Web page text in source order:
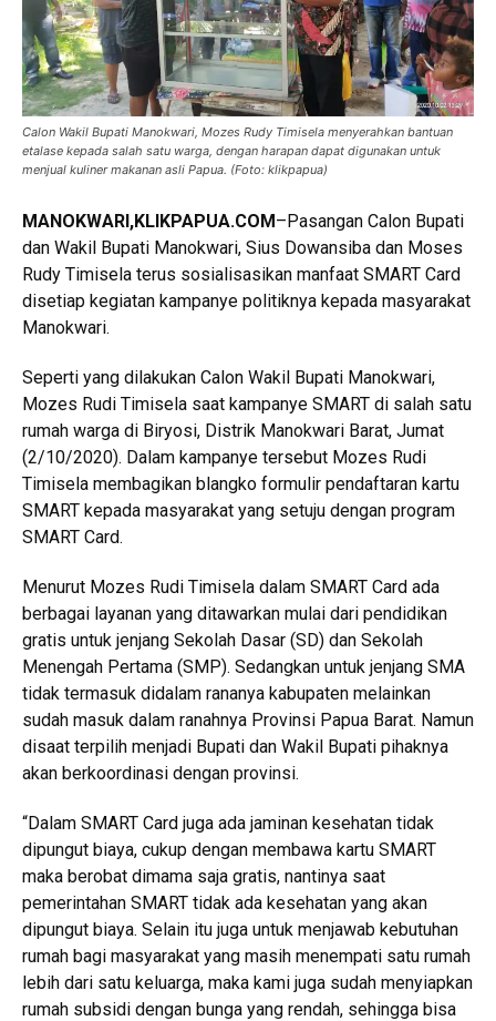
Calon Wakil Bupati Manokwari, Mozes Rudy Timisela menyerahkan bantuan
etalase kepada salah satu warga, dengan harapan dapat digunakan untuk
menjual kuliner makanan asli Papua. (Foto: klikpapua)
MANOKWARI,KLIKPAPUA.COM–Pasangan Calon Bupati
dan Wakil Bupati Manokwari, Sius Dowansiba dan Moses
Rudy Timisela terus sosialisasikan manfaat SMART Card
disetiap kegiatan kampanye politiknya kepada masyarakat
Manokwari.
Seperti yang dilakukan Calon Wakil Bupati Manokwari,
Mozes Rudi Timisela saat kampanye SMART di salah satu
rumah warga di Biryosi, Distrik Manokwari Barat, Jumat
(2/10/2020). Dalam kampanye tersebut Mozes Rudi
Timisela membagikan blangko formulir pendaftaran kartu
SMART kepada masyarakat yang setuju dengan program
SMART Card.
Menurut Mozes Rudi Timisela dalam SMART Card ada
berbagai layanan yang ditawarkan mulai dari pendidikan
gratis untuk jenjang Sekolah Dasar (SD) dan Sekolah
Menengah Pertama (SMP). Sedangkan untuk jenjang SMA
tidak termasuk didalam rananya kabupaten melainkan
sudah masuk dalam ranahnya Provinsi Papua Barat. Namun
disaat terpilih menjadi Bupati dan Wakil Bupati pihaknya
akan berkoordinasi dengan provinsi.
“Dalam SMART Card juga ada jaminan kesehatan tidak
dipungut biaya, cukup dengan membawa kartu SMART
maka berobat dimama saja gratis, nantinya saat
pemerintahan SMART tidak ada kesehatan yang akan
dipungut biaya. Selain itu juga untuk menjawab kebutuhan
rumah bagi masyarakat yang masih menempati satu rumah
lebih dari satu keluarga, maka kami juga sudah menyiapkan
rumah subsidi dengan bunga yang rendah, sehingga bisa